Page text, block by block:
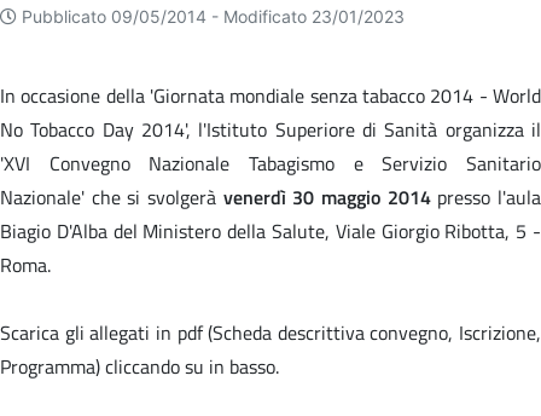
Pubblicato 09/05/2014 - Modificato 23/01/2023
In occasione della 'Giornata mondiale senza tabacco 2014 - World
No Tobacco Day 2014', l'Istituto Superiore di Sanità organizza il
'XVI Convegno Nazionale Tabagismo e Servizio Sanitario
Nazionale' che si svolgerà venerdì 30 maggio 2014presso l'aula
Biagio D'Alba del Ministero della Salute, Viale Giorgio Ribotta, 5 -
Roma.
Scarica gli allegati in pdf (Scheda descrittiva convegno, Iscrizione,
Programma) cliccando su in basso.